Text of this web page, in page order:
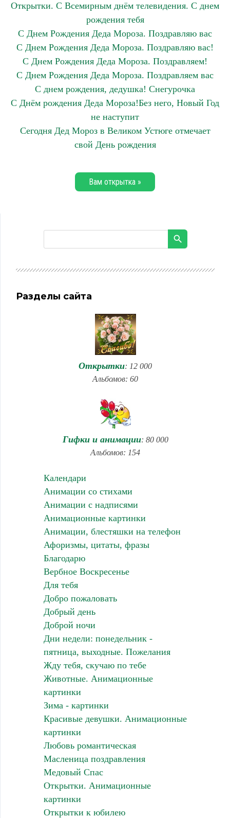
Открытки. С Всемирным днём телевидения. С днем
рождения тебя
С Днем Рождения Деда Мороза. Поздравляю вас
С Днем Рождения Деда Мороза. Поздравляю вас!
С Днем Рождения Деда Мороза. Поздравляем!
С Днем Рождения Деда Мороза. Поздравляем вас
С днем рождения, дедушка! Снегурочка
С Днём рождения Деда Мороза!Без него, Новый Год
не наступит
Сегодня Дед Мороз в Великом Устюге отмечает
свой День рождения
Вам открытка »
Разделы сайта
Открытки: 12 000
Альбомов: 60
Гифки и анимации: 80 000
Альбомов: 154
Календари
Анимации со стихами
Анимации с надписями
Анимационные картинки
Анимации, блестяшки на телефон
Афоризмы, цитаты, фразы
Благодарю
Вербное Воскресенье
Для тебя
Добро пожаловать
Добрый день
Доброй ночи
Дни недели: понедельник -
пятница, выходные. Пожелания
Жду тебя, скучаю по тебе
Животные. Анимационные
картинки
Зима - картинки
Красивые девушки. Анимационные
картинки
Любовь романтическая
Масленица поздравления
Медовый Спас
Открытки. Анимационные
картинки
Открытки к юбилею